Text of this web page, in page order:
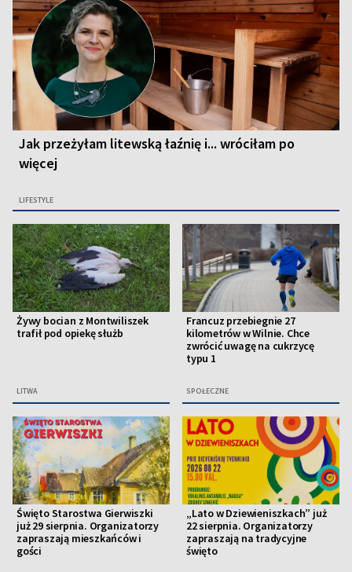
Jak przeżyłam litewską łaźnię i... wróciłam po
więcej
LIFESTYLE
Żywy bocian z Montwiliszek
trafił pod opiekę służb
LITWA
Francuz przebiegnie 27
kilometrów w Wilnie. Chce
zwrócić uwagę na cukrzycę
typu 1
SPOŁECZNE
Święto Starostwa Gierwiszki
już 29 sierpnia. Organizatorzy
zapraszają mieszkańców i
gości
„Lato w Dziewieniszkach” już
22 sierpnia. Organizatorzy
zapraszają na tradycyjne
święto